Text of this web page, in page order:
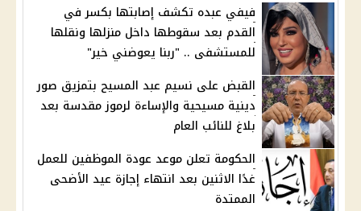
فيفي عبده تكشف إصابتها بكسر في
القدم بعد سقوطها داخل منزلها ونقلها
للمستشفى .. "ربنا يعوضني خير"
القبض على نسيم عبد المسيح بتمزيق صور
دينية مسيحية والإساءة لرموز مقدسة بعد
بلاغ للنائب العام
الحكومة تعلن موعد عودة الموظفين للعمل
غدًا الاثنين بعد انتهاء إجازة عيد الأضحى
الممتدة